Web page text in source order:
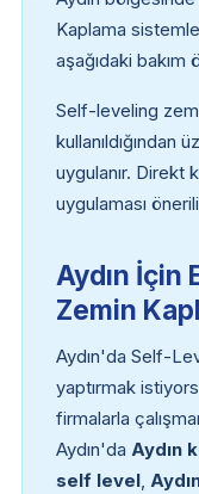
Kaplama
aşağıdaki
Self-leveling
kullanıldığından
uygulanır. Direkt
uygulaması
Aydın İçin
Zemin
Aydın'da Self-
yaptırmak
firmalarla
Aydın'da Aydın
self level,